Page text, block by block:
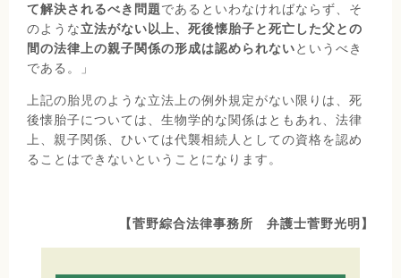
て解決されるべき問題であるといわなければならず、そ
のような立法がない以上、死後懐胎子と死亡した父との
間の法律上の親子関係の形成は認められないというべき
である。」
上記の胎児のような立法上の例外規定がない限りは、死
後懐胎子については、生物学的な関係はともあれ、法律
上、親子関係、ひいては代襲相続人としての資格を認め
ることはできないということになります。
【菅野綜合法律事務所 弁護士菅野光明】